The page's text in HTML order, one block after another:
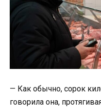
— Как обычно, сорок
говорила она,